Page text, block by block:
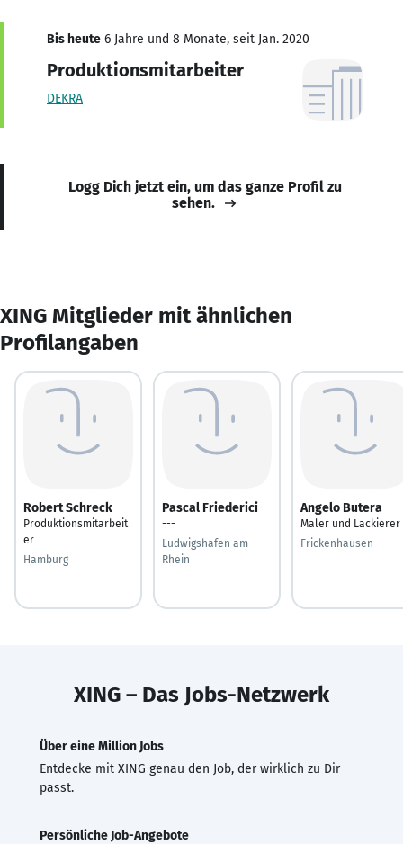
Bis heute 6 Jahre und 8 Monate, seit Jan. 2020
Produktionsmitarbeiter
DEKRA
Logg Dich jetzt ein, um das ganze Profil zu
sehen.
XING Mitglieder mit ähnlichen
Profilangaben
Robert Schreck
Produktionsmitarbeit
er
Hamburg
Pascal Friederici
---
Ludwigshafen am
Rhein
Angelo Butera
Maler und Lackierer
Frickenhausen
XING – Das Jobs-Netzwerk
Über eine Million Jobs
Entdecke mit XING genau den Job, der wirklich zu Dir
passt.
Persönliche Job-Angebote